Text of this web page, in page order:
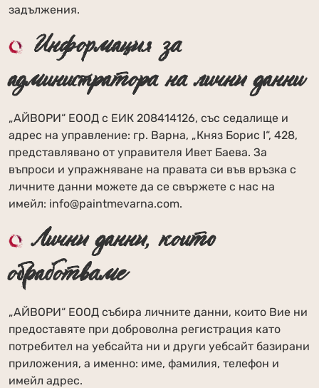
задължения.
Информация за
администратора на лични данни
„АЙВОРИ“ ЕООД с ЕИК 208414126, със седалище и
адрес на управление: гр. Варна, „Княз Борис I“, 428,
представлявано от управителя Ивет Баева. За
въпроси и упражняване на правата си във връзка с
личните данни можете да се свържете с нас на
имейл: info@paintmevarna.com.
Лични данни, които
обработваме
„АЙВОРИ“ ЕООД събира личните данни, които Вие ни
предоставяте при доброволна регистрация като
потребител на уебсайта ни и други уебсайт базирани
приложения, а именно: име, фамилия, телефон и
имейл адрес.